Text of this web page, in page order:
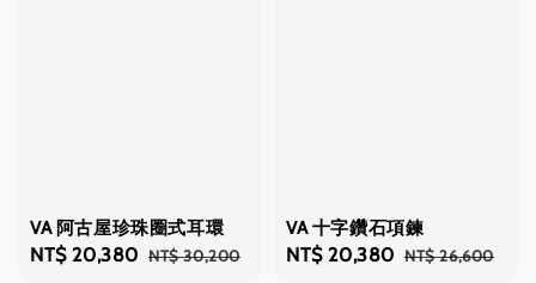
VA 阿古屋珍珠圈式耳環
Sale
NT$ 20,380 Regular
NT$ 30,200
VA 十字鑽石項鍊
Sale
NT$ 20,380 Regular
NT$ 26,600